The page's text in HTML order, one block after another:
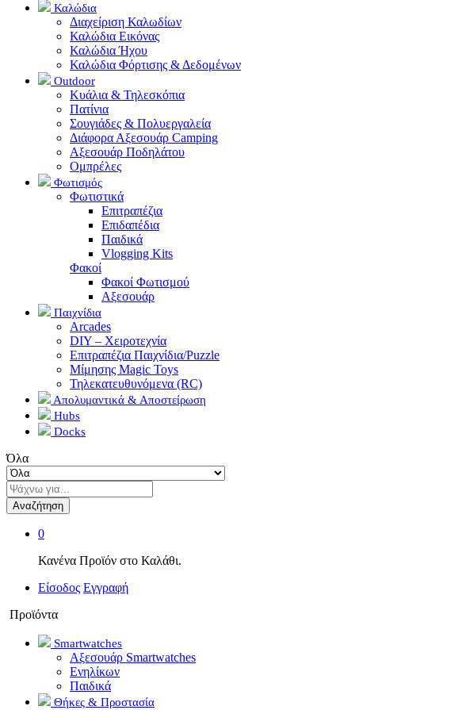
Καλώδια
Διαχείριση Καλωδίων
Καλώδια Εικόνας
Καλώδια Ήχου
Καλώδια Φόρτισης & Δεδομένων
Outdoor
Κυάλια & Τηλεσκόπια
Πατίνια
Σουγιάδες & Πολυεργαλεία
Διάφορα Αξεσουάρ Camping
Αξεσουάρ Ποδηλάτου
Ομπρέλες
Φωτισμός
Φωτιστικά
Επιτραπέζια
Επιδαπέδια
Παιδικά
Vlogging Kits
Φακοί
Φακοί Φωτισμού
Αξεσουάρ
Παιχνίδια
Arcades
DIY – Χειροτεχνία
Επιτραπέζια Παιχνίδια/Puzzle
Μίμησης Magic Toys
Τηλεκατευθυνόμενα (RC)
Απολυμαντικά & Αποστείρωση
Hubs
Docks
Όλα
Αναζήτηση
0
Κανένα Προϊόν στο Καλάθι.
Είσοδος Εγγραφή
Προϊόντα
Smartwatches
Αξεσουάρ Smartwatches
Ενηλίκων
Παιδικά
Θήκες & Προστασία